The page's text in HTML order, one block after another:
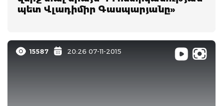
պետ Վլադիմիր Գասպարյանը»
15587 20:26 07-11-2015